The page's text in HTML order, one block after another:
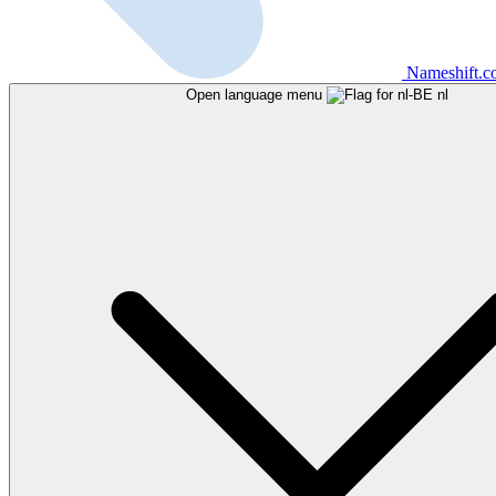
Open language menu nl